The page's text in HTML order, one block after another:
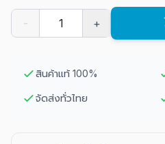
- +
สินค้าแท้ 100%
จัดส่งทั่วไทย